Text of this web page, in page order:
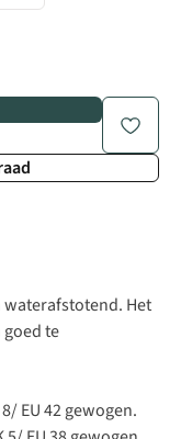
waterafstotend. Het
te
EU 42 gewogen.